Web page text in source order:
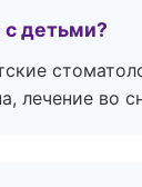
с детьми?
лечение во